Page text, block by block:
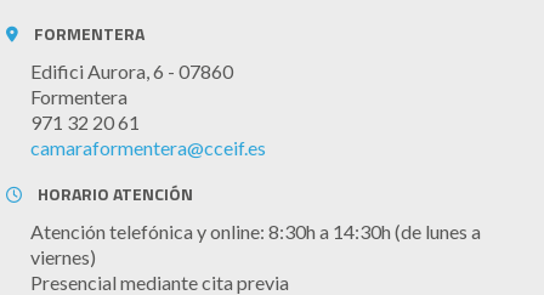
FORMENTERA
Edifici Aurora, 6 - 07860
Formentera
971 32 20 61
camaraformentera@cceif.es
HORARIO ATENCIÓN
Atención telefónica y online: 8:30h a 14:30h (de lunes a
viernes)
Presencial mediante cita previa